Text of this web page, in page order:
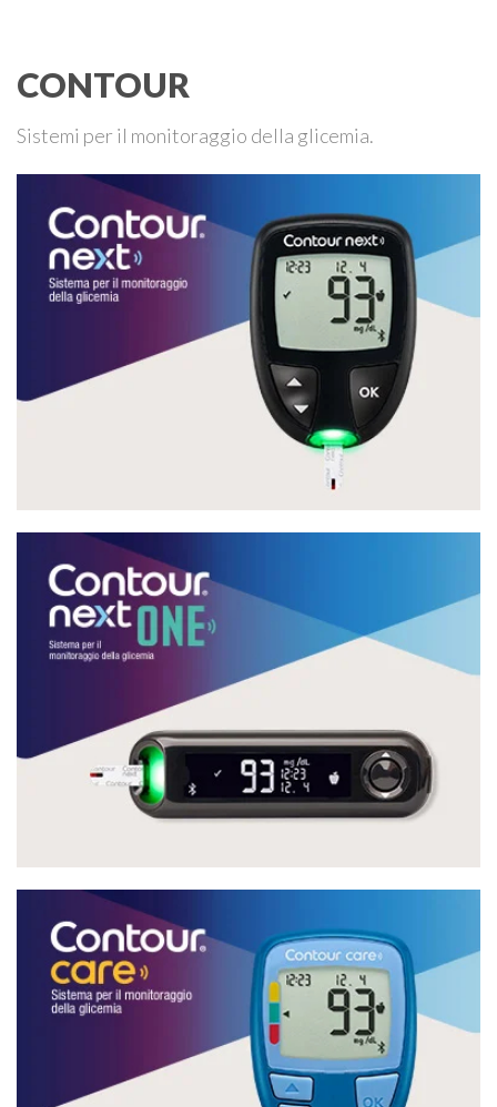
CONTOUR
Sistemi per il monitoraggio della glicemia.